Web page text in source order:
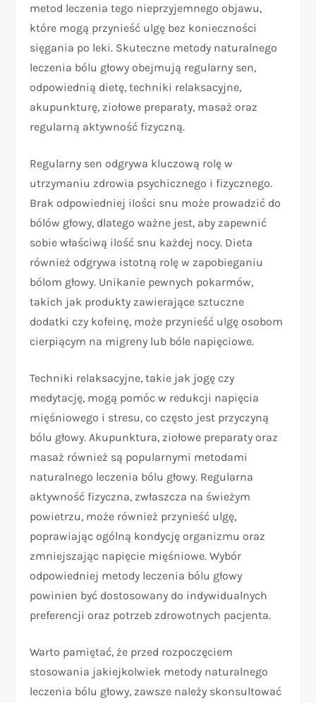
metod leczenia tego nieprzyjemnego objawu,
które mogą przynieść ulgę bez konieczności
sięgania po leki. Skuteczne metody naturalnego
leczenia bólu głowy obejmują regularny sen,
odpowiednią dietę, techniki relaksacyjne,
akupunkturę, ziołowe preparaty, masaż oraz
regularną aktywność fizyczną.
Regularny sen odgrywa kluczową rolę w
utrzymaniu zdrowia psychicznego i fizycznego.
Brak odpowiedniej ilości snu może prowadzić do
bólów głowy, dlatego ważne jest, aby zapewnić
sobie właściwą ilość snu każdej nocy. Dieta
również odgrywa istotną rolę w zapobieganiu
bólom głowy. Unikanie pewnych pokarmów,
takich jak produkty zawierające sztuczne
dodatki czy kofeinę, może przynieść ulgę osobom
cierpiącym na migreny lub bóle napięciowe.
Techniki relaksacyjne, takie jak jogę czy
medytację, mogą pomóc w redukcji napięcia
mięśniowego i stresu, co często jest przyczyną
bólu głowy. Akupunktura, ziołowe preparaty oraz
masaż również są popularnymi metodami
naturalnego leczenia bólu głowy. Regularna
aktywność fizyczna, zwłaszcza na świeżym
powietrzu, może również przynieść ulgę,
poprawiając ogólną kondycję organizmu oraz
zmniejszając napięcie mięśniowe. Wybór
odpowiedniej metody leczenia bólu głowy
powinien być dostosowany do indywidualnych
preferencji oraz potrzeb zdrowotnych pacjenta.
Warto pamiętać, że przed rozpoczęciem
stosowania jakiejkolwiek metody naturalnego
leczenia bólu głowy, zawsze należy skonsultować